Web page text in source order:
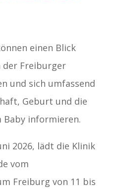
einen Blick
der Freiburger
und sich umfassend
Geburt und die
informieren.
2026, lädt die Klinik
vom
Freiburg von 11 bis